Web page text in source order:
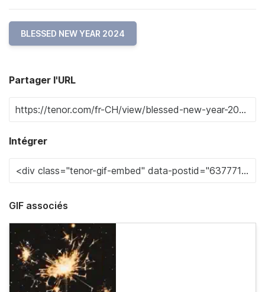
BLESSED NEW YEAR 2024
Partager l'URL
Intégrer
GIF associés